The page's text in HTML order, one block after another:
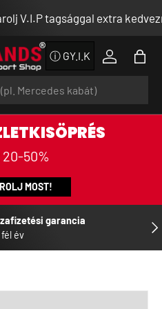
tagsággal extra
ⓘ GY.I.K
20-50%
MOST!
garancia
év